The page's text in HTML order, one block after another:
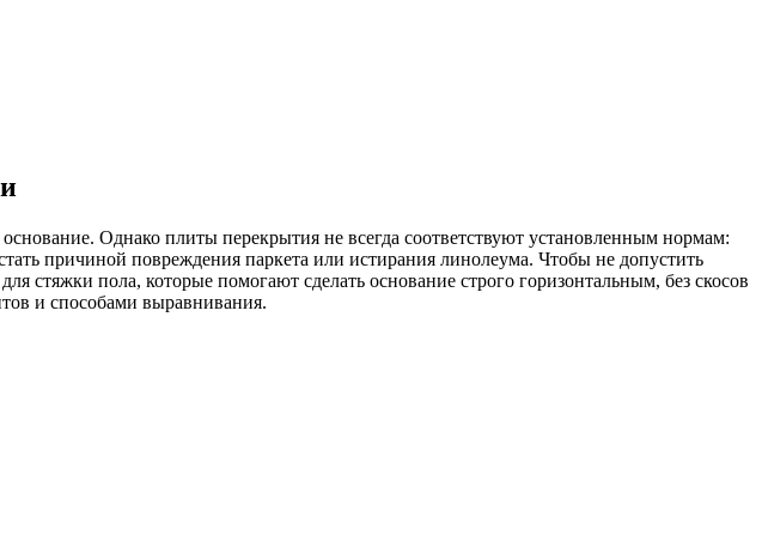
Однако плиты перекрытия не всегда соответствуют установленным нормам:
причиной повреждения паркета или истирания линолеума. Чтобы не допустить
стяжки пола, которые помогают сделать основание строго горизонтальным, без скосов
и способами выравнивания.